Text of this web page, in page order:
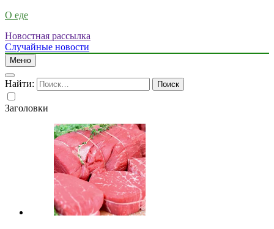
О еде
Новостная рассылка
Случайные новости
Меню
Найти:
Заголовки